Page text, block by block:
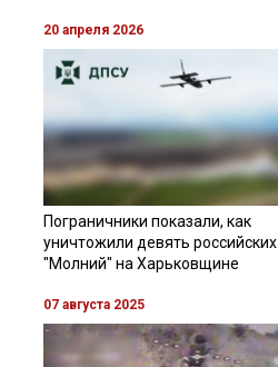
20 апреля 2026
Пограничники показали, как
уничтожили девять российских
"Молний" на Харьковщине
07 августа 2025